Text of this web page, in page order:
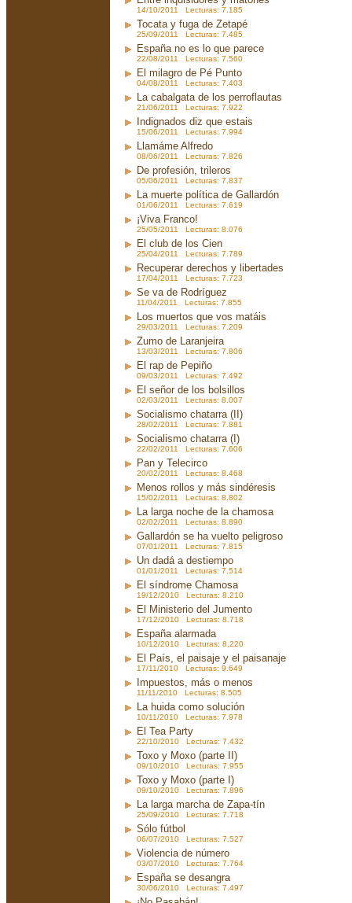
14/10/2011 Lecturas: 7.185
Tocata y fuga de Zetapé
25/09/2011 Lecturas: 7.485
España no es lo que parece
22/08/2011 Lecturas: 7.560
El milagro de Pé Punto
04/08/2011 Lecturas: 7.403
La cabalgata de los perroflautas
21/06/2011 Lecturas: 7.922
Indignados diz que estais
15/06/2011 Lecturas: 7.994
Llamáme Alfredo
08/06/2011 Lecturas: 7.826
De profesión, trileros
05/06/2011 Lecturas: 7.837
La muerte política de Gallardón
01/06/2011 Lecturas: 7.619
¡Viva Franco!
25/05/2011 Lecturas: 8.076
El club de los Cien
25/04/2011 Lecturas: 7.789
Recuperar derechos y libertades
17/04/2011 Lecturas: 7.723
Se va de Rodríguez
11/04/2011 Lecturas: 7.855
Los muertos que vos matáis
29/03/2011 Lecturas: 7.209
Zumo de Laranjeira
13/03/2011 Lecturas: 7.806
El rap de Pepiño
09/03/2011 Lecturas: 7.492
El señor de los bolsillos
02/03/2011 Lecturas: 8.007
Socialismo chatarra (II)
28/02/2011 Lecturas: 7.881
Socialismo chatarra (I)
22/02/2011 Lecturas: 7.606
Pan y Telecirco
20/02/2011 Lecturas: 8.468
Menos rollos y más sindéresis
15/02/2011 Lecturas: 8.802
La larga noche de la chamosa
02/02/2011 Lecturas: 8.890
Gallardón se ha vuelto peligroso
07/01/2011 Lecturas: 7.815
Un dadá a destiempo
01/01/2011 Lecturas: 7.514
El síndrome Chamosa
19/12/2010 Lecturas: 8.210
El Ministerio del Jumento
17/12/2010 Lecturas: 8.718
España alarmada
10/12/2010 Lecturas: 8.220
El País, el paisaje y el paisanaje
17/11/2010 Lecturas: 9.649
Impuestos, más o menos
11/11/2010 Lecturas: 8.505
La huida como solución
10/11/2010 Lecturas: 7.978
El Tea Party
22/10/2010 Lecturas: 7.432
Toxo y Moxo (parte II)
09/10/2010 Lecturas: 7.955
Toxo y Moxo (parte I)
09/10/2010 Lecturas: 7.896
La larga marcha de Zapa-tín
25/09/2010 Lecturas: 7.718
Sólo fútbol
06/07/2010 Lecturas: 7.527
Violencia de número
03/07/2010 Lecturas: 7.764
España se desangra
30/06/2010 Lecturas: 7.497